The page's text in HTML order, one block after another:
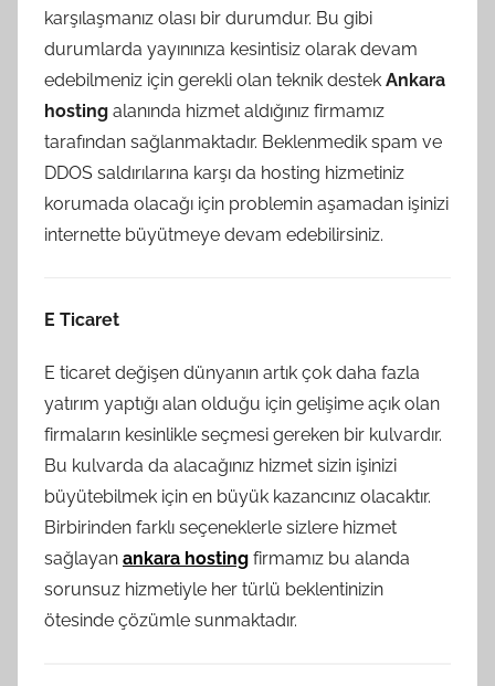
karşılaşmanız olası bir durumdur. Bu gibi
durumlarda yayınınıza kesintisiz olarak devam
edebilmeniz için gerekli olan teknik destek Ankara
hosting alanında hizmet aldığınız firmamız
tarafından sağlanmaktadır. Beklenmedik spam ve
DDOS saldırılarına karşı da hosting hizmetiniz
korumada olacağı için problemin aşamadan işinizi
internette büyütmeye devam edebilirsiniz.
E Ticaret
E ticaret değişen dünyanın artık çok daha fazla
yatırım yaptığı alan olduğu için gelişime açık olan
firmaların kesinlikle seçmesi gereken bir kulvardır.
Bu kulvarda da alacağınız hizmet sizin işinizi
büyütebilmek için en büyük kazancınız olacaktır.
Birbirinden farklı seçeneklerle sizlere hizmet
sağlayan ankara hosting firmamız bu alanda
sorunsuz hizmetiyle her türlü beklentinizin
ötesinde çözümle sunmaktadır.